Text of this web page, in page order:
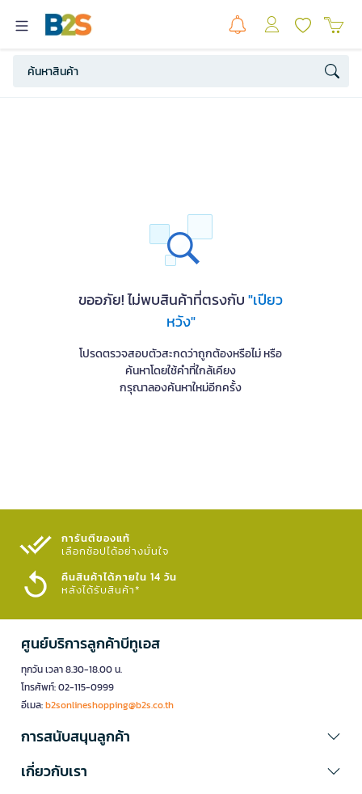
ขออภัย! ไม่พบสินค้าที่ตรงกับ"เปียว
หวัง"
โปรดตรวจสอบตัวสะกดว่าถูกต้องหรือไม่ หรือ
ค้นหาโดยใช้คำที่ใกล้เคียง
กรุณาลองค้นหาใหม่อีกครั้ง
การันตีของแท้
เลือกช้อปได้อย่างมั่นใจ​
คืนสินค้าได้ภายใน 14 วัน
หลังได้รับสินค้า*
ศูนย์บริการลูกค้าบีทูเอส
ทุกวัน เวลา 8.30-18.00 น.
โทรศัพท์: 02-115-0999
อีเมล:b2sonlineshopping@b2s.co.th
การสนับสนุนลูกค้า
เกี่ยวกับเรา